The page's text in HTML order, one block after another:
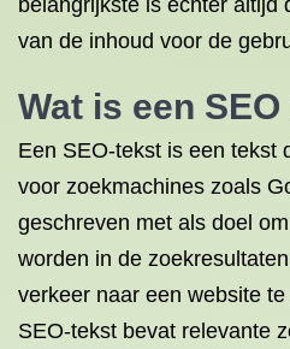
belangrijkste is echter altijd
van de inhoud voor de
Wat is een
Een SEO-tekst is een tekst
voor zoekmachines zoals
geschreven met als doel
worden in de
verkeer naar een website
SEO-tekst bevat relevante